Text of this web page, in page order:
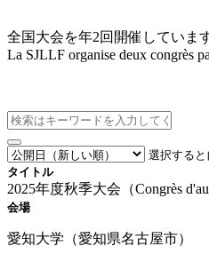
全国大会を年2回開催して
La SJLLF organise deux congrès
選択すると
タイトル
2025年度秋季大会（Congrès
会場
愛知大学（愛知県名古屋市）